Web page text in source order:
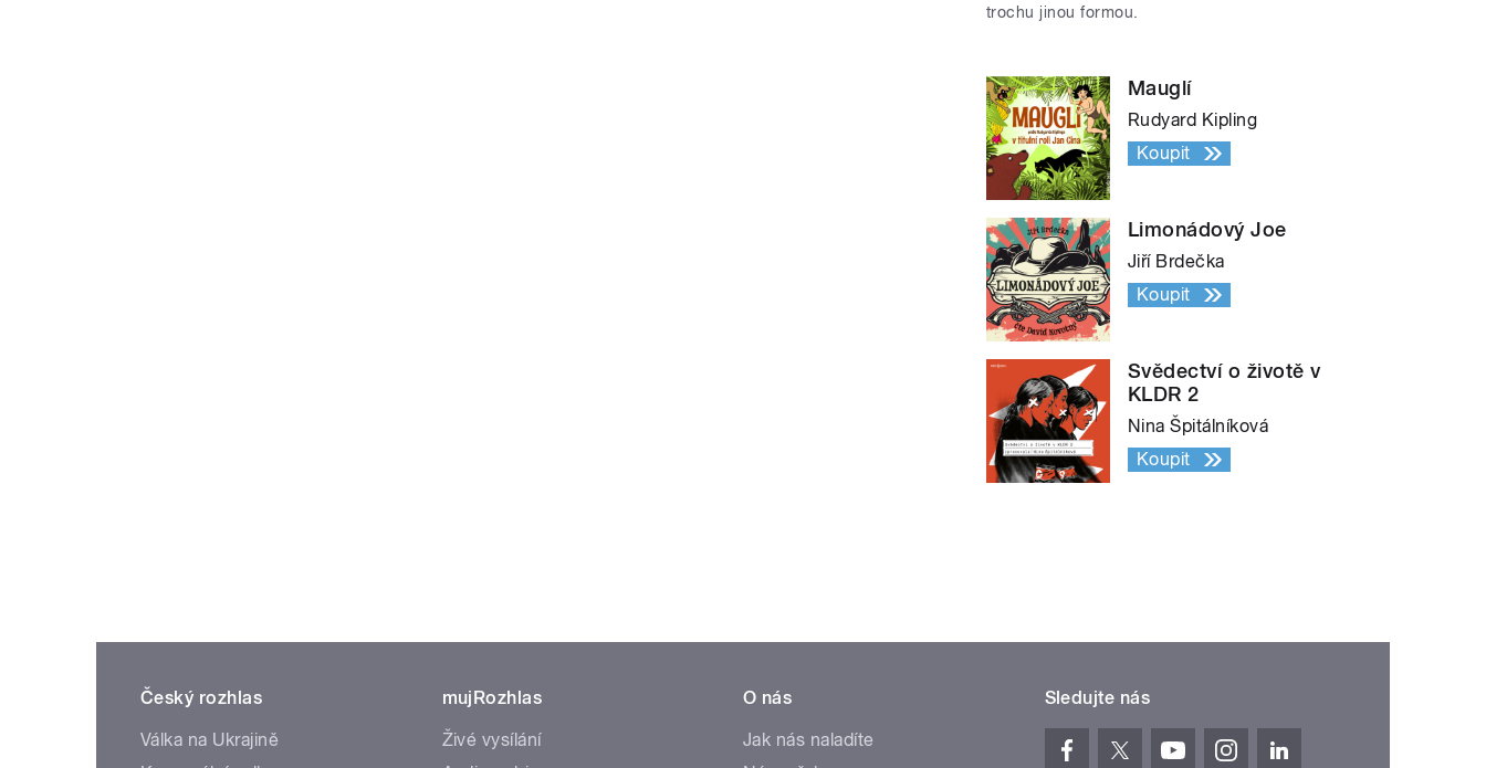
trochu jinou formou.
Mauglí
Rudyard Kipling
Koupit
Limonádový Joe
Jiří Brdečka
Koupit
Svědectví o životě v
KLDR 2
Nina Špitálníková
Koupit
Český rozhlas
Válka na Ukrajině
mujRozhlas
Živé vysílání
O nás
Jak nás naladíte
Sledujte nás